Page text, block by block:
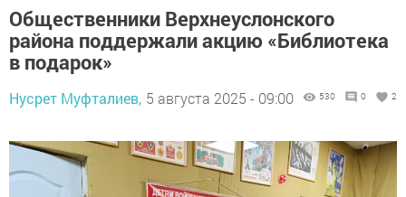
Общественники Верхнеуслонского
района поддержали акцию «Библиотека
в подарок»
Нусрет Муфталиев, 5 августа 2025 - 09:00 530 0 2